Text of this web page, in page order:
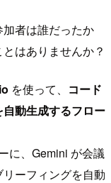
加者は誰だったか
はありませんか？
を使って、 コード
動生成するフロー
に、Gemini が会議
ーフィングを自動